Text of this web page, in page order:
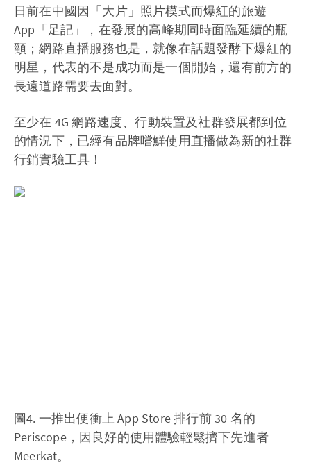
日前在中國因「大片」照片模式而爆紅的旅遊
App「足記」，在發展的高峰期同時面臨延續的瓶
頸；網路直播服務也是，就像在話題發酵下爆紅的
明星，代表的不是成功而是一個開始，還有前方的
長遠道路需要去面對。
至少在 4G 網路速度、行動裝置及社群發展都到位
的情況下，已經有品牌嚐鮮使用直播做為新的社群
行銷實驗工具！
圖4. 一推出便衝上 App Store 排行前 30 名的
Periscope，因良好的使用體驗輕鬆擠下先進者
Meerkat。